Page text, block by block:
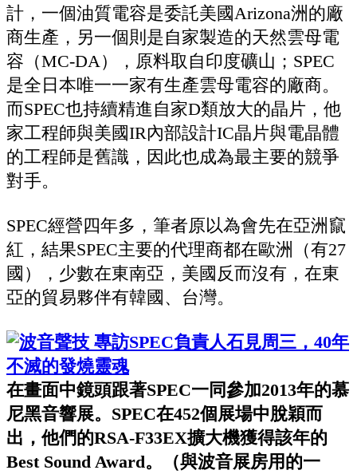
計，一個油質電容是委託美國Arizona洲的廠
商生產，另一個則是自家製造的天然雲母電
容（MC-DA），原料取自印度礦山；SPEC
是全日本唯一一家有生產雲母電容的廠商。
而SPEC也持續精進自家D類放大的晶片，他
家工程師與美國IR內部設計IC晶片與電晶體
的工程師是舊識，因此也成為最主要的競爭
對手。
SPEC經營四年多，筆者原以為會先在亞洲竄
紅，結果SPEC主要的代理商都在歐洲（有27
國），少數在東南亞，美國反而沒有，在東
亞的貿易夥伴有韓國、台灣。
在畫面中鏡頭跟著SPEC一同參加2013年的慕
尼黑音響展。SPEC在452個展場中脫穎而
出，他們的RSA-F33EX擴大機獲得該年的
Best Sound Award。（與波音展房用的一